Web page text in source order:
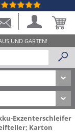
Exzenterschleifer
Karton